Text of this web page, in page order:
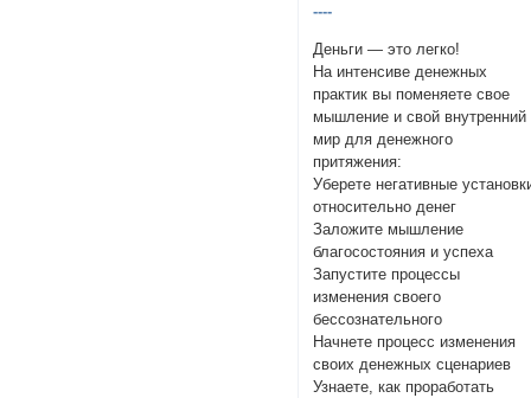
----
Деньги — это легко!
На интенсиве денежных
практик вы поменяете свое
мышление и свой внутренний
мир для денежного
притяжения:
Уберете негативные
относительно денег
Заложите мышление
благосостояния и успеха
Запустите процессы
изменения своего
бессознательного
Начнете процесс изменения
своих денежных сценариев
Узнаете, как проработать